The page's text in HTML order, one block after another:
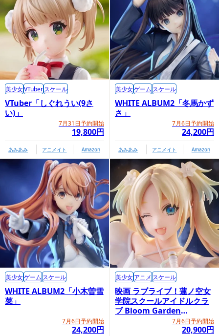
VTuber「しぐれうい(9さ
い)」
7月31日予約開始
19,800円
美少女VTuberスケール
あみあみ アニメイト Amazon
WHITE ALBUM2「冬馬かず
さ」
7月6日予約開始
24,200円
美少女ゲーム スケール
あみあみ アニメイト Amazon
WHITE ALBUM2「小木曽雪
菜」
7月6日予約開始
24,200円
美少女ゲーム スケール
映画 ラブライブ！蓮ノ空女
学院スクールアイドルクラ
ブ Bloom Garden
Party「大沢瑠璃乃」7月6日予約開始
20,900円
美少女アニメ スケール